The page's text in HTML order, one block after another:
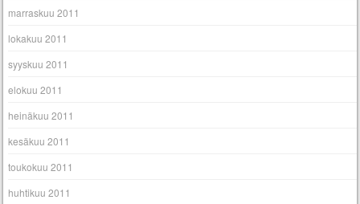
marraskuu 2011
lokakuu 2011
syyskuu 2011
elokuu 2011
heinäkuu 2011
kesäkuu 2011
toukokuu 2011
huhtikuu 2011